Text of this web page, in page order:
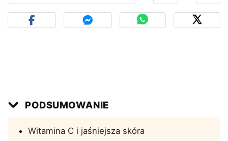
PODSUMOWANIE
Witamina C i jaśniejsza skóra